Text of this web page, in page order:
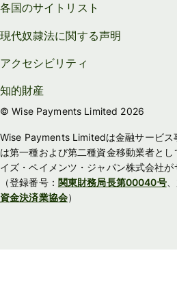
各国のサイトリスト
現代奴隷法に関する声明
アクセシビリティ
知的財産
© Wise Payments Limited 2026
Wise Payments Limitedは金融サービス
は第一種および第二種資金移動業者と
イズ・ペイメンツ・ジャパン株式会社が
（登録番号： 関東財務局長第00040号
資金決済業協会）